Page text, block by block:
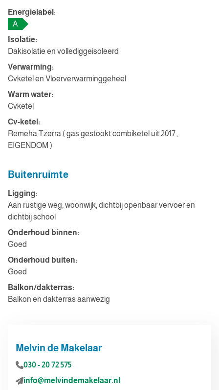
Energielabel:
A
Isolatie:
Dakisolatie en vollediggeisoleerd
Verwarming:
Cvketel en Vloerverwarminggeheel
Warm water:
Cvketel
Cv-ketel:
Remeha Tzerra ( gas gestookt combiketel uit 2017 ,
EIGENDOM )
Buitenruimte
Ligging:
Aan rustige weg, woonwijk, dichtbij openbaar vervoer en
dichtbij school
Onderhoud binnen:
Goed
Onderhoud buiten:
Goed
Balkon/dakterras:
Balkon en dakterras aanwezig
Melvin de Makelaar
030 - 20 72 575
info@melvindemakelaar.nl